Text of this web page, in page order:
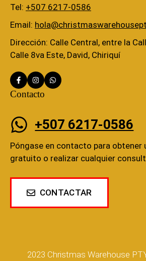
Tel: +507 6217-0586
Email:
Dirección: Calle Central, entre la
Calle 8va Este, David, Chiriquí
Contacto
+507 6217-0586
Póngase en contacto para obtener
gratuito o realizar cualquier
CONTACTAR
2023 Christmas Warehouse